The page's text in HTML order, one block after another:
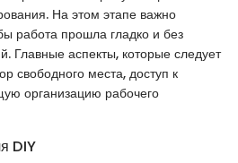
На этом этапе важно
работа прошла гладко и без
Главные аспекты, которые следует
свободного места, доступ к
организацию рабочего
DIY